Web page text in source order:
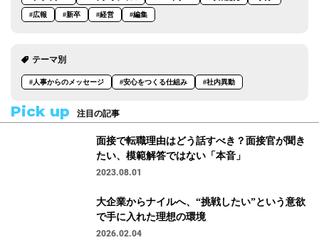
#広報 #新卒 #経営 #編集
テーマ別
#人事からのメッセージ #安心をつくる仕組み #社内異動
Pick up 注目の記事
面接で転職理由はどう話すべき？面接官が聞き
たい、模範解答ではない「本音」
2023.08.01
大企業からナイルへ、“挑戦したい”という意欲
で手に入れた理想の環境
2026.02.04